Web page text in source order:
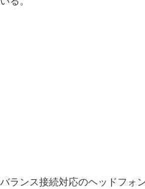
ランス接続対応のヘッドフォ